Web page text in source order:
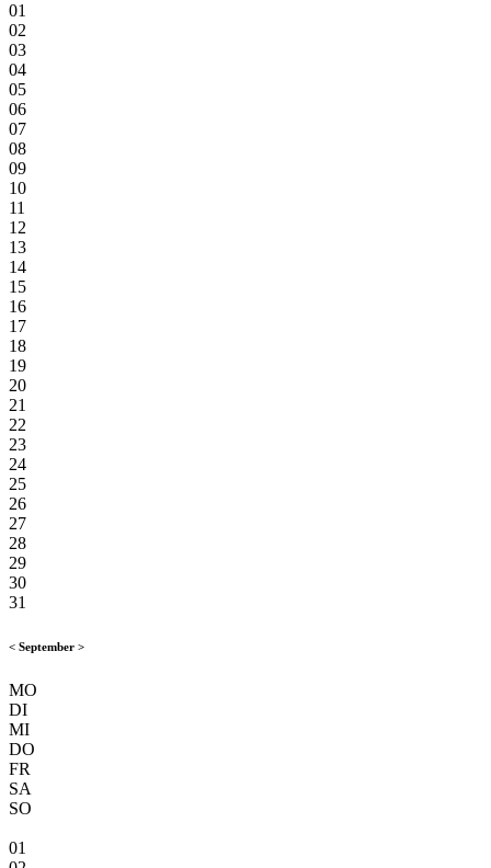
01
02
03
04
05
06
07
08
09
10
11
12
13
14
15
16
17
18
19
20
21
22
23
24
25
26
27
28
29
30
31
< September >
MO
DI
MI
DO
FR
SA
SO
01